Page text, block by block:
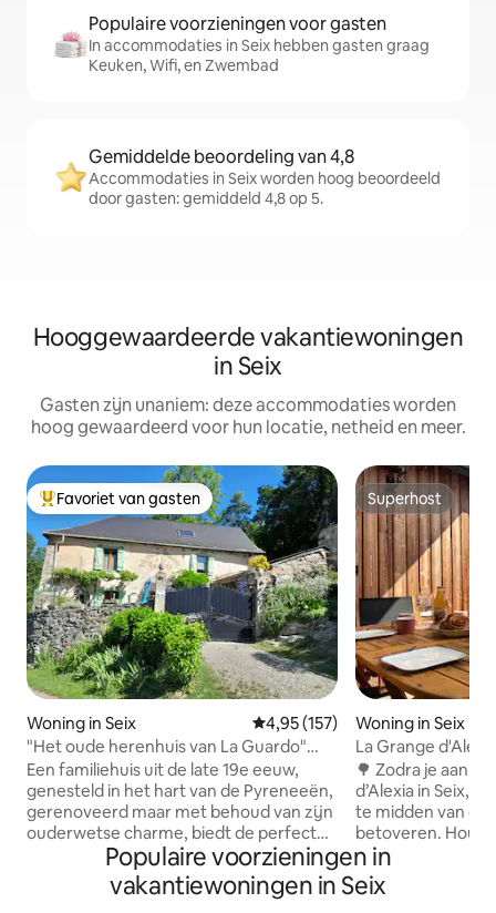
Populaire voorzieningen voor gasten
In accommodaties in Seix hebben gasten graag
Keuken, Wifi, en Zwembad
Gemiddelde beoordeling van 4,8
Accommodaties in Seix worden hoog beoordeeld
door gasten: gemiddeld 4,8 op 5.
Hooggewaardeerde vakantiewoningen
in Seix
Gasten zijn unaniem: deze accommodaties worden
hoog gewaardeerd voor hun locatie, netheid en meer.
Topfavoriet van gasten
Favoriet van gasten
Woning in Seix Gemiddelde beoordeling van
4,95 (157)
"Het oude herenhuis van La Guardo"
met uitzicht op de Mont Valier
Een familiehuis uit de late 19e eeuw,
genesteld in het hart van de Pyreneeën,
gerenoveerd maar met behoud van zijn
ouderwetse charme, biedt de perfecte
omgeving voor een vakantie met familie
of vrienden. Op 1,5 uur van Toulouse
Dankzij de toplocatie kun je genieten
Superhost
Superhost
Woning in Seix
La Grange
terras
🌳 Zodra je
d’Alexia in Seix,
te midden van de
betoveren. Hout,
rustgevend
ontspannen en
Het huis ligt op 5
Populaire voorzieningen in
vakantiewoningen in Seix